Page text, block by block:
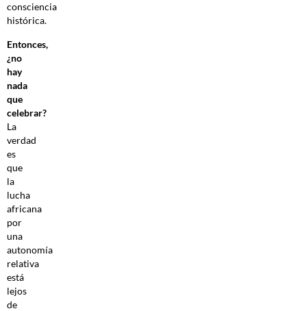
consciencia
histórica.
Entonces,
¿no
hay
nada
que
celebrar?
La
verdad
es
que
la
lucha
africana
por
una
autonomía
relativa
está
lejos
de